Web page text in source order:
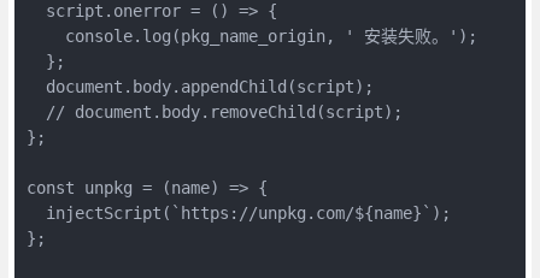
  script.onerror = () => {
    console.log(pkg_name_origin, ' 安装失败。');
  };
  document.body.appendChild(script);
  // document.body.removeChild(script);
};
const unpkg = (name) => {
  injectScript(`https://unpkg.com/${name}`);
};